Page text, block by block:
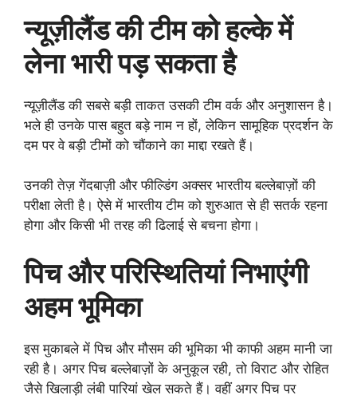
न्यूज़ीलैंड की टीम को हल्के में
लेना भारी पड़ सकता है
न्यूज़ीलैंड की सबसे बड़ी ताकत उसकी टीम वर्क और अनुशासन है।
भले ही उनके पास बहुत बड़े नाम न हों, लेकिन सामूहिक प्रदर्शन के
दम पर वे बड़ी टीमों को चौंकाने का माद्दा रखते हैं।
उनकी तेज़ गेंदबाज़ी और फील्डिंग अक्सर भारतीय बल्लेबाज़ों की
परीक्षा लेती है। ऐसे में भारतीय टीम को शुरुआत से ही सतर्क रहना
होगा और किसी भी तरह की ढिलाई से बचना होगा।
पिच और परिस्थितियां निभाएंगी
अहम भूमिका
इस मुकाबले में पिच और मौसम की भूमिका भी काफी अहम मानी जा
रही है। अगर पिच बल्लेबाज़ों के अनुकूल रही, तो विराट और रोहित
जैसे खिलाड़ी लंबी पारियां खेल सकते हैं। वहीं अगर पिच पर